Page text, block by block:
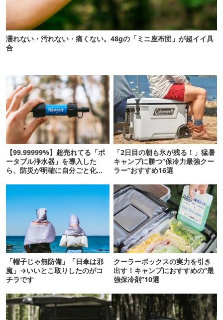
濡れない・汚れない・痛くない。48gの「ミニ座布団」が超イイ具
合
【99.99999%】超売れてる「ポ
ータブル浄水器」を導入した
ら、防災が明確に自分ごと化し
「2日目の朝も氷が残る！」猛暑
キャンプに勝つ“保冷力最強クー
ラー”おすすめ16選
「帽子じゃ無防備」「日傘は邪
魔」→いいとこ取りしたのがコ
チラです
クーラーボックスの実力を引き
出す！キャンプにおすすめの“最
強保冷剤”10選